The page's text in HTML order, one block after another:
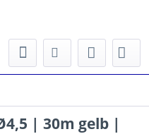
| 30m gelb |